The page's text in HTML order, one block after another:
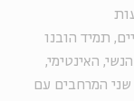
תמיד הובנו
האינטימי,
שני המרחבים עם